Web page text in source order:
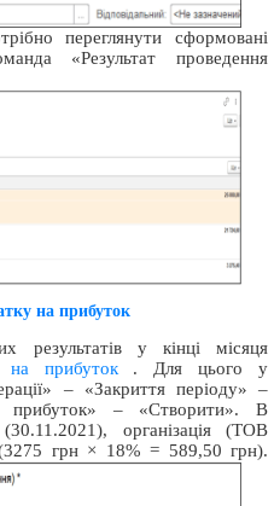
переглянути сформовані
«Результат проведення
на прибуток
результатів у кінці місяця
на прибуток. Для цього у
– «Закриття періоду» –
прибуток» – «Створити». В
організація (ТОВ
грн × 18% = 589,50 грн).